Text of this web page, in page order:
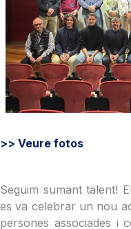
>> Veure fotos
Seguim sumant talent!
es va celebrar un nou
persones associades i